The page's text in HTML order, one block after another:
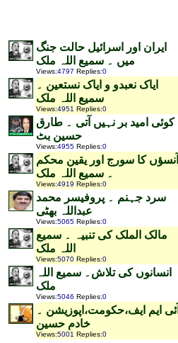
ایران اور اسرائیل حالت جنگ
میں ۔ سمیع اللہ ملک
Views:4797 Replies:0
ایاک نعبدو و ایاک نستعین ۔
سمیع اللہ ملک
Views:4951 Replies:0
کوئی امید بر نہیں آتی ۔ طارق
حسین بٹ
Views:4955 Replies:0
آنسؤں کا سورج اور یقین محکم
۔ سمیع اللہ ملک
Views:4919 Replies:0
سرد جہنم ۔ پروفیسر محمد
عبداللہ بھٹی
Views:5065 Replies:0
مالک الملک کی تنبیہ ۔ سمیع
اللہ ملک
Views:5070 Replies:0
انسانوں کی تلاش۔ سمیع اللہ
ملک
Views:5046 Replies:0
آئی ایم ایف،حکومت،اپوزیشن ۔
خادم حسین
Views:5001 Replies:0